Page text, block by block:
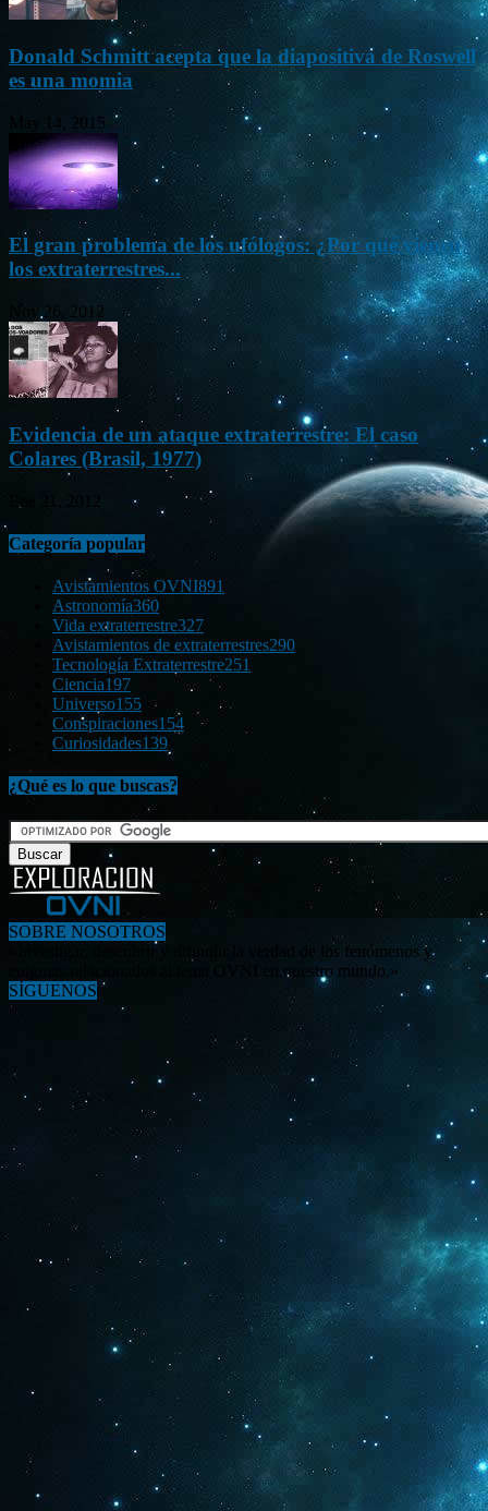
Donald Schmitt acepta que la diapositiva de Roswell
es una momia
May 14, 2015
El gran problema de los ufólogos: ¿Por qué vienen
los extraterrestres...
Nov 26, 2012
Evidencia de un ataque extraterrestre: El caso
Colares (Brasil, 1977)
Categoría popular
Avistamientos OVNI891
Astronomía360
Vida extraterrestre327
Avistamientos de extraterrestres290
Tecnología Extraterrestre251
Ciencia197
Universo155
Conspiraciones154
Curiosidades139
¿Qué es lo que buscas?
SOBRE NOSOTROS
«Investigar, descubrir y difundir la verdad de los fenómenos y
enigmas relacionados al tema OVNI en nuestro mundo.»
SÍGUENOS